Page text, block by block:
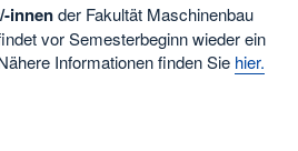
innender Fakultät Maschinenbau
vor Semesterbeginn wieder ein
Informationen finden Sie hier.